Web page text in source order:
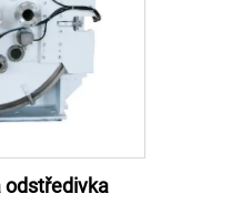
odstředivka